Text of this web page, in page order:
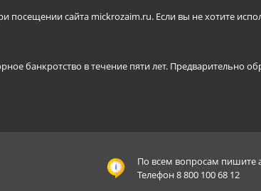
сайта mickrozaim.ru. Если вы не хотите
банкротство в течение пяти лет. Предварительно
По всем вопросам пишите
Телефон 8 800 100 68 12